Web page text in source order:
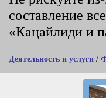
составление
«Кацайлиди и
Деятельность и услуги /